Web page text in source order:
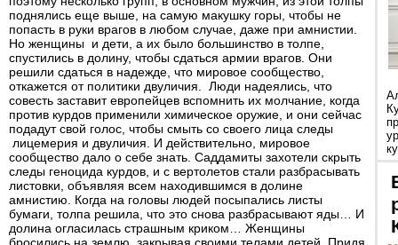
поднялись еще выше, на самую макушку горы, чтобы не
попасть в руки врагов в любом случае, даже при амнистии.
Но женщины и дети, а их было большинство в толпе,
спустились в долину, чтобы сдаться армии врагов. Они
решили сдаться в надежде, что мировое сообщество,
откажется от политики двуличия. Люди надеялись, что
совесть заставит европейцев вспомнить их молчание, когда
против курдов применили химическое оружие, и они сейчас
подадут свой голос, чтобы смыть со своего лица следы
лицемерия и двуличия. И действительно, мировое
сообщество дало о себе знать. Саддамиты захотели скрыть
следы геноцида курдов, и с вертолетов стали разбрасывать
листовки, объявляя всем находившимся в долине
амнистию. Когда на головы людей посыпались листы
бумаги, толпа решила, что это снова разбрасывают яды… И
долина огласилась страшным криком… Женщины